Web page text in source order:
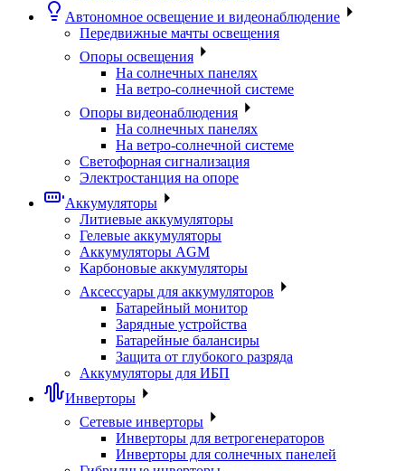
Автономное освещение и видеонаблюдение
Передвижные мачты освещения
Опоры освещения
На солнечных панелях
На ветро-солнечной системе
Опоры видеонаблюдения
На солнечных панелях
На ветро-солнечной системе
Светофорная сигнализация
Электростанция на опоре
Аккумуляторы
Литиевые аккумуляторы
Гелевые аккумуляторы
Аккумуляторы AGM
Карбоновые аккумуляторы
Аксессуары для аккумуляторов
Батарейный монитор
Зарядные устройства
Батарейные балансиры
Защита от глубокого разряда
Аккумуляторы для ИБП
Инверторы
Сетевые инверторы
Инверторы для ветрогенераторов
Инверторы для солнечных панелей